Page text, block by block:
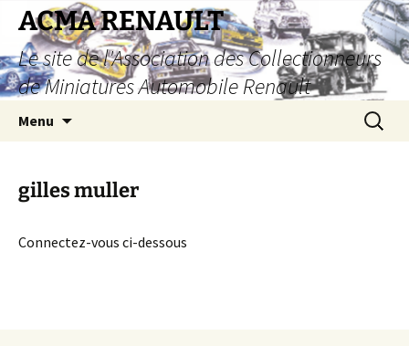
Aller
contenu
ACMA RENAULT
Le site de l'Association des Collectionneurs
de Miniatures Automobile Renault
Menu
gilles muller
Connectez-vous ci-dessous